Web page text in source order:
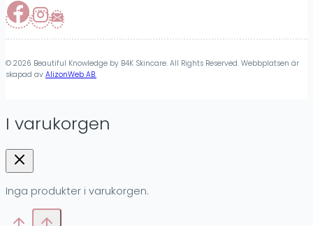
© 2026 Beautiful Knowledge by B4K Skincare. All Rights Reserved. Webbplatsen är
skapad av AlizonWeb AB.
I varukorgen
Inga produkter i varukorgen.